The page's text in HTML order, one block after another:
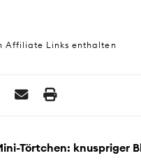
Affiliate Links enthalten
Törtchen: